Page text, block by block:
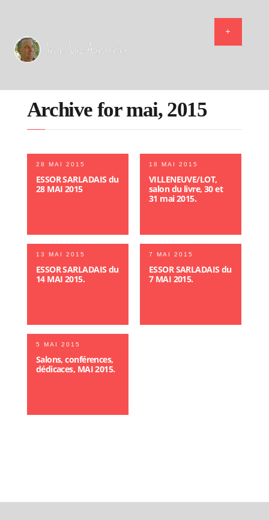
Archive for mai, 2015
28 MAI 2015
ESSOR SARLADAIS du
28 MAI 2015
18 MAI 2015
VILLENEUVE/LOT,
salon du livre, 30 et
31 mai 2015.
13 MAI 2015
ESSOR SARLADAIS du
14 MAI 2015.
7 MAI 2015
ESSOR SARLADAIS du
7 MAI 2015.
5 MAI 2015
Salons, conférences,
dédicaces, MAI 2015.